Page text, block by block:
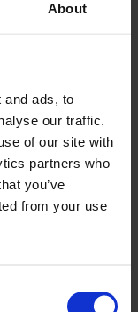
About
and ads, to
our traffic.
of our site with
partners who
you’ve
from your use
PLUS
2027